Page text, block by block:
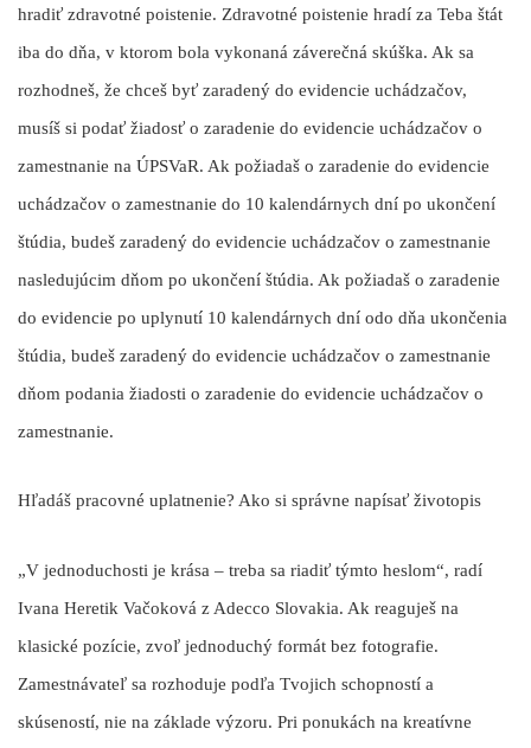
hradiť zdravotné poistenie. Zdravotné poistenie hradí za Teba štát
iba do dňa, v ktorom bola vykonaná záverečná skúška. Ak sa
rozhodneš, že chceš byť zaradený do evidencie uchádzačov,
musíš si podať žiadosť o zaradenie do evidencie uchádzačov o
zamestnanie na ÚPSVaR. Ak požiadaš o zaradenie do evidencie
uchádzačov o zamestnanie do 10 kalendárnych dní po ukončení
štúdia, budeš zaradený do evidencie uchádzačov o zamestnanie
nasledujúcim dňom po ukončení štúdia. Ak požiadaš o zaradenie
do evidencie po uplynutí 10 kalendárnych dní odo dňa ukončenia
štúdia, budeš zaradený do evidencie uchádzačov o zamestnanie
dňom podania žiadosti o zaradenie do evidencie uchádzačov o
zamestnanie.
Hľadáš pracovné uplatnenie? Ako si správne napísať životopis
„V jednoduchosti je krása – treba sa riadiť týmto heslom“, radí
Ivana Heretik Vačoková z Adecco Slovakia. Ak reaguješ na
klasické pozície, zvoľ jednoduchý formát bez fotografie.
Zamestnávateľ sa rozhoduje podľa Tvojich schopností a
skúseností, nie na základe výzoru. Pri ponukách na kreatívne